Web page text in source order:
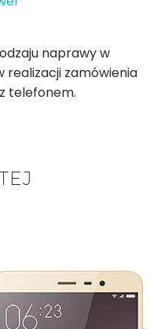
naprawy w
realizacji zamówienia
telefonem.